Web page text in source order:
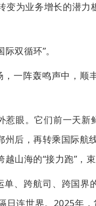
变为业务增长的潜力
双循环”。
一阵轰鸣声中，顺
惹眼。它们前一天新
后，再转乘国际航
山海的“接力跑”，
单、跨航司、跨国界
日连世界。2025年